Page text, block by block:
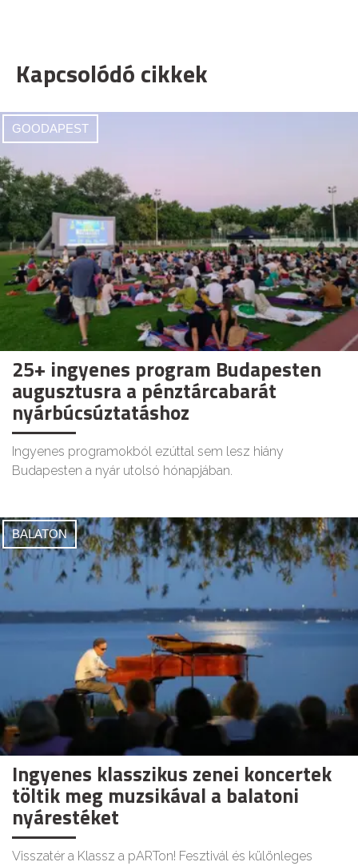
Kapcsolódó cikkek
GOODAPEST
25+ ingyenes program Budapesten
augusztusra a pénztárcabarát
nyárbúcsúztatáshoz
Ingyenes programokból ezúttal sem lesz hiány
Budapesten a nyár utolsó hónapjában.
BALATON
Ingyenes klasszikus zenei koncertek
töltik meg muzsikával a balatoni
nyárestéket
Visszatér a Klassz a pARTon! Fesztivál és különleges